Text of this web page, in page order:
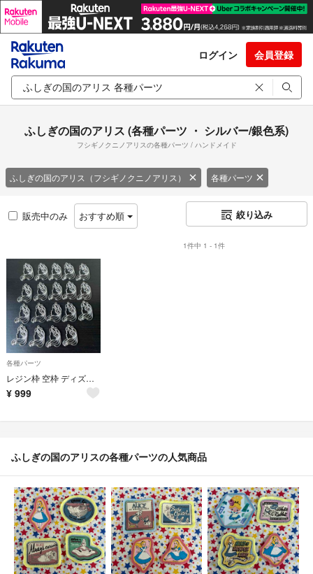
ログイン 会員登録
ふしぎの国のアリス (各種パーツ ・ シルバー/銀色系)
フシギノクニノアリスの各種パーツ / ハンドメイド
ふしぎの国のアリス（フシギノクニノアリス） 各種パーツ
販売中のみ おすすめ順 絞り込み
1件中 1 - 1件
各種パーツ
レジン枠 空枠 ディズニープリンセス 不思議の国のアリス
¥ 999
ふしぎの国のアリスの各種パーツの人気商品